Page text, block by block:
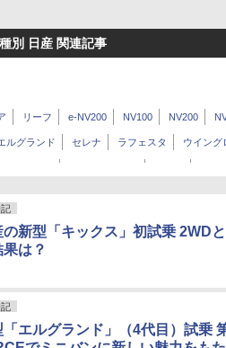
別 日産 関連記事
リーフ e-NV200 NV100 NV200
ルグランド セレナ ラフェスタ ウイング
の新型「キックス」初試乗 2WD
果は？
「エルグランド」（4代目）試乗